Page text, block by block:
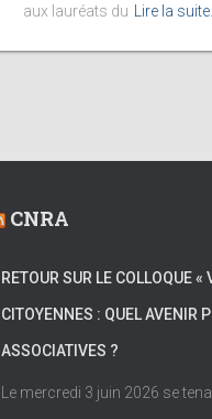
aux lauréats du
Lire la suite…
CNRA
RETOUR SUR LE COLLOQUE
CITOYENNES : QUEL AVENIR
ASSOCIATIVES ?
Le mercredi 3 juin 2026 se